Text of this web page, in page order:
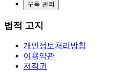
구독 관리
법적 고지
개인정보처리방침
이용약관
저작권